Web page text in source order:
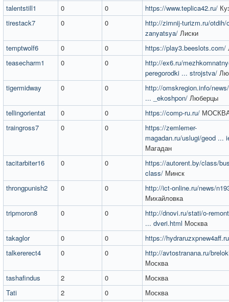
talentstill1
0 0 https://www.teplica42.ru/
tirestack7
0 0
http://zimnij-turizm.ru/
zanyatsya/ Лиски
temptwolf6
0 0 https://play3.beeslots.com/
teasecharm1
0 0
http://ex6.ru/
peregorodki ... strojstva/
tigermidway
0 0
http://omskregion.info/
... _ekoshpon/ Люберцы
tellingorientat
0 0 https://comp-ru.ru/
traingross7
0 0
https://zemlemer-
magadan.ru/uslugi/geod ...
Магадан
tacitarbiter16
0 0
https://autorent.by/class/
class/ Минск
throngpunish2
0 0
http://ict-online.ru/news/
Михайловка
tripmoron8
0 0
http://dnovi.ru/stati/o-
... dveri.html Москва
takaglor
0 0
https://
talkererect4
0 0
http://avtostranana.ru/
Москва
tashafindus
2 0
Москва
Tati
2 0
Москва